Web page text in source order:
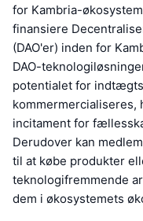
for Kambria-
finansiere
(DAO'er) inden for
DAO-
potentialet for
kommermercialiseres,
incitament for
Derudover kan
til at købe produkter
teknologifremmende
dem i økosystemets